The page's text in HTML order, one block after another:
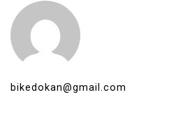
bikedokan@gmail.com